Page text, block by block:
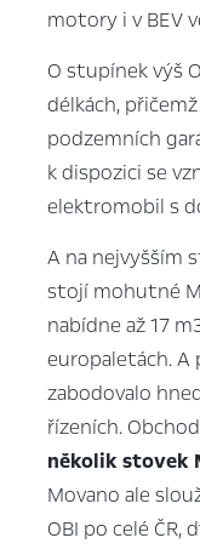
motory i v BEV
O stupínek výš
délkách,
podzemních
k dispozici se
elektromobil s
A na nejvyšším
stojí mohutné
nabídne až 17
europaletách. A
zabodovalo
řízeních.
několik stovek
Movano ale
OBI po celé ČR,